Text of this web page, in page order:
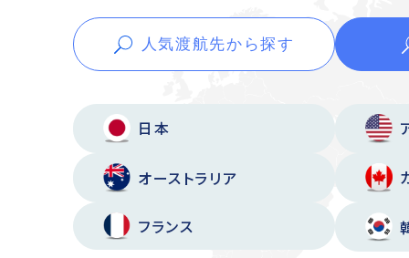
人気渡航先から探す
日本
オーストラリア
フランス